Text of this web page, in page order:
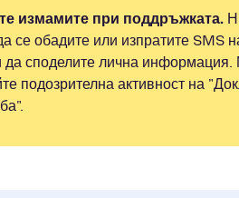
измамите при поддръжката.
се обадите или изпратите SMS
да споделите лична информация.
подозрителна активност на